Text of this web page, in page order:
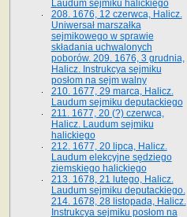
Laudum sejmiku halickiego
208. 1676, 12 czerwca, Halicz.
Uniwersał marszałka
sejmikowego w sprawie
składania uchwalonych
poborów. 209. 1676, 3 grudnia,
Halicz. Instrukcya sejmiku
posłom na sejm walny
210. 1677, 29 marca, Halicz.
Laudum sejmiku deputackiego
211. 1677, 20 (?) czerwca,
Halicz. Laudum sejmiku
halickiego
212. 1677, 20 lipca, Halicz.
Laudum elekcyjne sędziego
ziemskiego halickiego
213. 1678, 21 lutego, Halicz.
Laudum sejmiku deputackiego.
214. 1678, 28 listopada, Halicz.
Instrukcya sejmiku posłom na